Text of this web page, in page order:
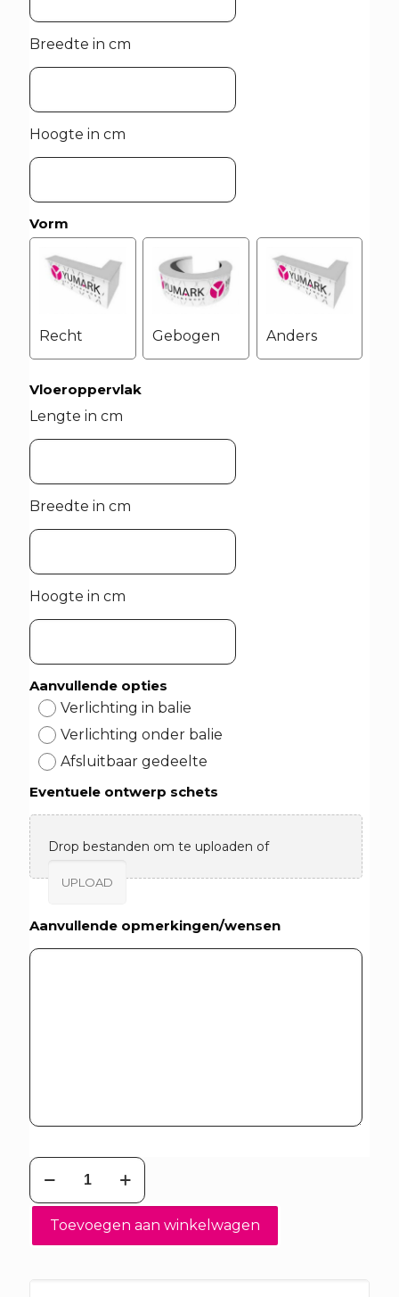
Breedte in cm
Hoogte in cm
Vorm
Recht Gebogen Anders
Vloeroppervlak
Lengte in cm
Breedte in cm
Hoogte in cm
Aanvullende opties
Verlichting in balie
Verlichting onder balie
Afsluitbaar gedeelte
Eventuele ontwerp schets
Drop bestanden om te uploaden of
UPLOAD
Aanvullende opmerkingen/wensen
T3
standbouw
aantal
Toevoegen aan winkelwagen